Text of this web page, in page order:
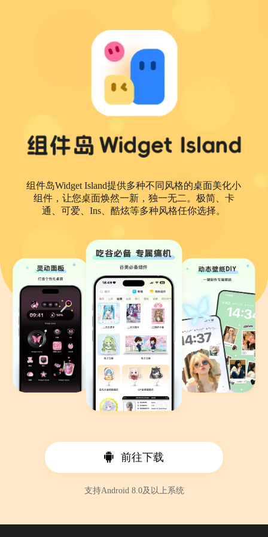
组件岛Widget Island提供多种不同风格的桌面美化小
组件，让您桌面焕然一新，独一无二。极简、卡
通、可爱、Ins、酷炫等多种风格任你选择。
前往下载
支持Android 8.0及以上系统